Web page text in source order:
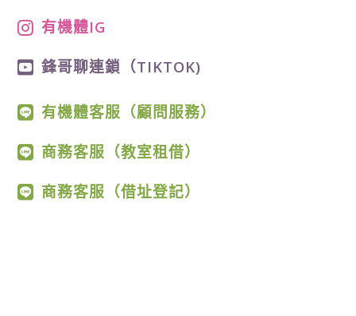
有機體IG
鋒哥聊連鎖（TIKTOK)
有機體客服（顧問服務）
商務客服（教室租借）
商務客服（借址登記）